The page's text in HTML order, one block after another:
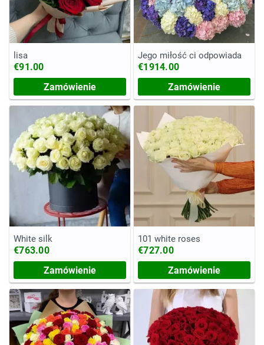
lisa
€91.00
Zamówienie
Jego miłość ci odpowiada
€1914.00
Zamówienie
White silk
€763.00
Zamówienie
101 white roses
€727.00
Zamówienie